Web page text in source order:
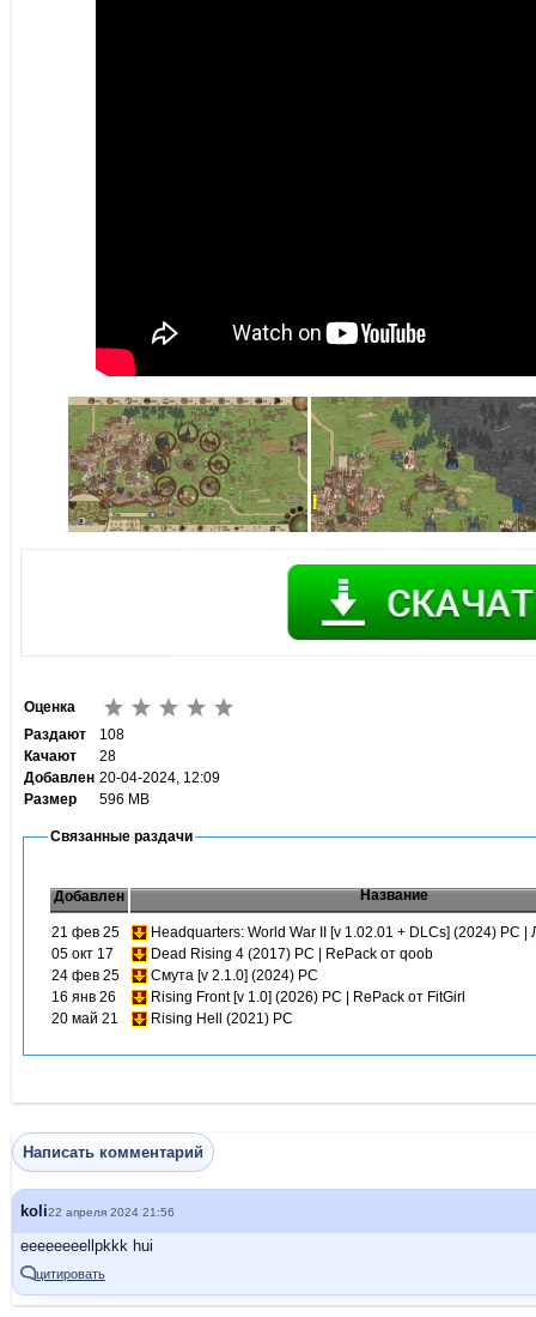
Оценка
Раздают
108
Качают
28
Добавлен 20-04-2024, 12:09
Размер
596 MB
Связанные раздачи
Добавлен Название
21 фев 25
Headquarters: World War II [v 1.02.01 + DLCs] (2024) PC |
05 окт 17
Dead Rising 4 (2017) PC | RePack от qoob
24 фев 25
Смута [v 2.1.0] (2024) PC
16 янв 26
Rising Front [v 1.0] (2026) PC | RePack от FitGirl
20 май 21
Rising Hell (2021) PC
Написать комментарий
цитировать
koli22 апреля 2024 21:56
eeeeeeeellpkkk hui